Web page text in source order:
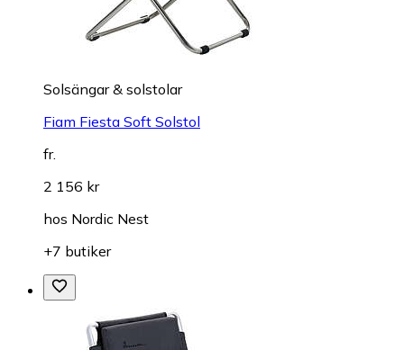
Solsängar & solstolar
Fiam Fiesta Soft Solstol
fr.
2 156 kr
hos Nordic Nest
+7 butiker